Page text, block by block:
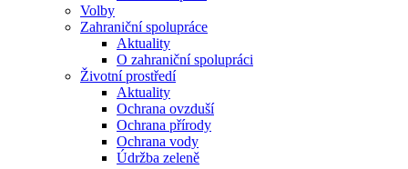
Volby
Zahraniční spolupráce
Aktuality
O zahraniční spolupráci
Životní prostředí
Aktuality
Ochrana ovzduší
Ochrana přírody
Ochrana vody
Údržba zeleně